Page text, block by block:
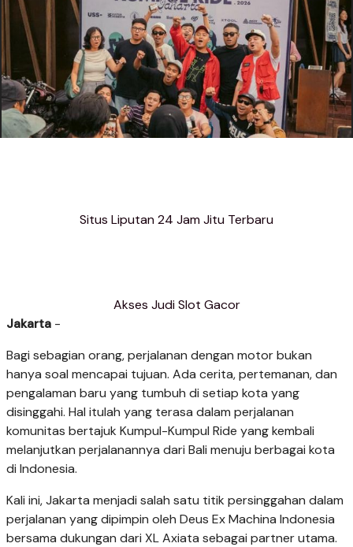
Situs Liputan 24 Jam Jitu Terbaru
Akses Judi Slot Gacor
Jakarta -
Bagi sebagian orang, perjalanan dengan motor bukan
hanya soal mencapai tujuan. Ada cerita, pertemanan, dan
pengalaman baru yang tumbuh di setiap kota yang
disinggahi. Hal itulah yang terasa dalam perjalanan
komunitas bertajuk Kumpul-Kumpul Ride yang kembali
melanjutkan perjalanannya dari Bali menuju berbagai kota
di Indonesia.
Kali ini, Jakarta menjadi salah satu titik persinggahan dalam
perjalanan yang dipimpin oleh Deus Ex Machina Indonesia
bersama dukungan dari XL Axiata sebagai partner utama.